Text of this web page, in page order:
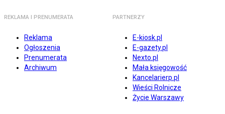
REKLAMA I PRENUMERATA
Reklama
Ogłoszenia
Prenumerata
Archiwum
PARTNERZY
E-kiosk.pl
E-gazety.pl
Nexto.pl
Mała księgowość
Kancelarierp.pl
Wieści Rolnicze
Życie Warszawy